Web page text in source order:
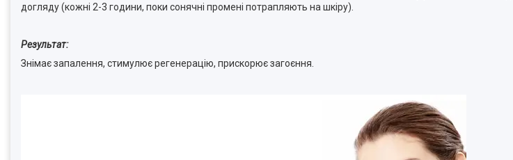
догляду (кожні 2-3 години, поки сонячні промені потрапляють на шкіру).
Результат:
Знімає запалення, стимулює регенерацію, прискорює загоєння.